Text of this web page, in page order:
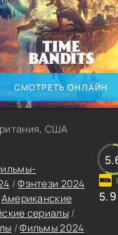
СМОТРЕТЬ ОНЛАЙН
США
/Фэнтези 2024
Американские
сериалы/
/Фильмы 2024
5.9